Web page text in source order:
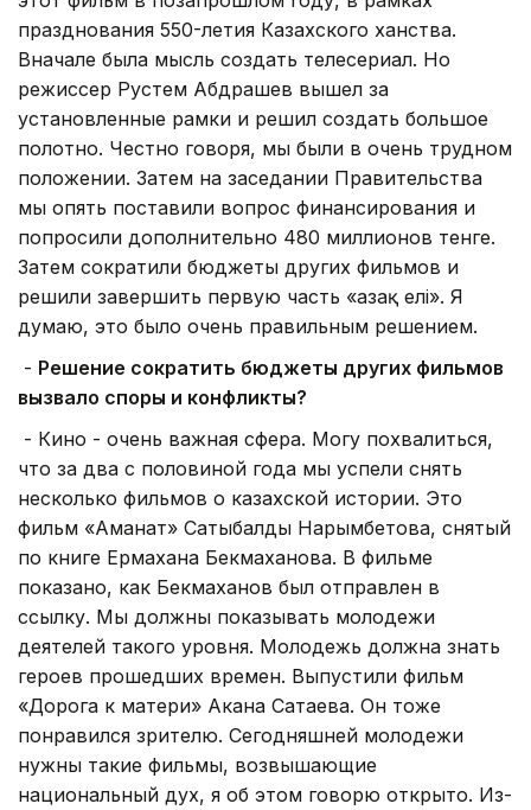
празднования 550-летия Казахского ханства.
Вначале была мысль создать телесериал. Но
режиссер Рустем Абдрашев вышел за
установленные рамки и решил создать большое
полотно. Честно говоря, мы были в очень трудном
положении. Затем на заседании Правительства
мы опять поставили вопрос финансирования и
попросили дополнительно 480 миллионов тенге.
Затем сократили бюджеты других фильмов и
решили завершить первую часть «Қазақ елі». Я
думаю, это было очень правильным решением.
- Решение сократить бюджеты других фильмов
вызвало споры и конфликты?
- Кино - очень важная сфера. Могу похвалиться,
что за два с половиной года мы успели снять
несколько фильмов о казахской истории. Это
фильм «Аманат» Сатыбалды Нарымбетова, снятый
по книге Ермахана Бекмаханова. В фильме
показано, как Бекмаханов был отправлен в
ссылку. Мы должны показывать молодежи
деятелей такого уровня. Молодежь должна знать
героев прошедших времен. Выпустили фильм
«Дорога к матери» Акана Сатаева. Он тоже
понравился зрителю. Сегодняшней молодежи
нужны такие фильмы, возвышающие
национальный дух, я об этом говорю открыто. Из-